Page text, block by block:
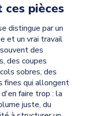
pièces
distingue par un
et un vrai travail
des
des coupes
sobres, des
fines qui allongent
faire trop : la
juste, du